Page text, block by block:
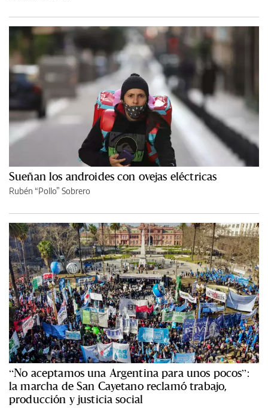
Sueñan los androides con ovejas eléctricas
Rubén “Pollo” Sobrero
“No aceptamos una Argentina para unos pocos”:
la marcha de San Cayetano reclamó trabajo,
producción y justicia social